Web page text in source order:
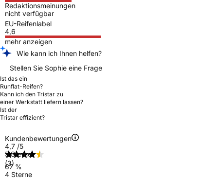
Redaktionsmeinungen
nicht verfügbar
EU-Reifenlabel
4,6
mehr anzeigen
Wie kann ich Ihnen helfen?
Stellen Sie Sophie eine Frage
Ist das ein
Runflat-Reifen?
Kann ich den Tristar zu
einer Werkstatt liefern lassen?
Ist der
Tristar effizient?
Kundenbewertungen
4,7 /5
(3)
5 Sterne
67 %
4 Sterne